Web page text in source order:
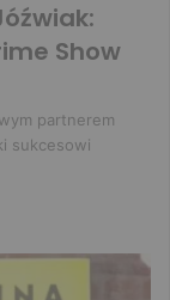
Show
partnerem
sukcesowi